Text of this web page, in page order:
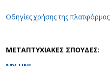
Οδηγίες χρήσης της πλατφόρμας
ΜΕΤΑΠΤΥΧΙΑΚΕΣ ΣΠΟΥΔΕΣ: